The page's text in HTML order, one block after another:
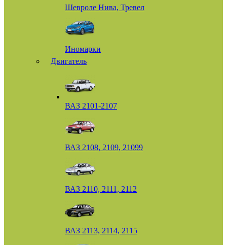
Шевроле Нива, Тревел
Иномарки
Двигатель
ВАЗ 2101-2107
ВАЗ 2108, 2109, 21099
ВАЗ 2110, 2111, 2112
ВАЗ 2113, 2114, 2115